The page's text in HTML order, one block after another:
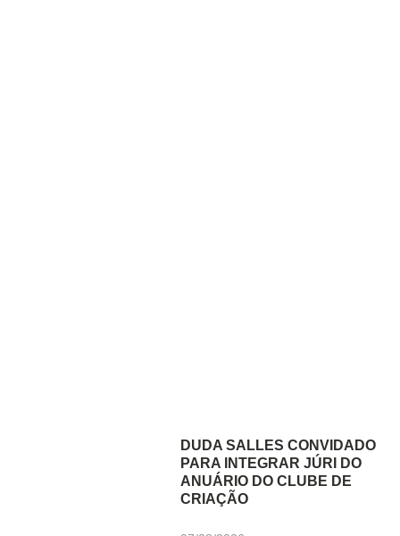
DUDA SALLES CONVIDADO
PARA INTEGRAR JÚRI DO
ANUÁRIO DO CLUBE DE
CRIAÇÃO